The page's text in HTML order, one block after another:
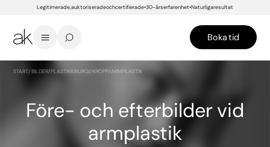
Legitimerade, auktoriserade och certifierade 30-års erfarenhet Naturliga resultat
Boka tid
START/BILDER/PLASTIKKIRURGI/KROPP/ARMPLASTIK
Före- och efterbilder vid
armplastik